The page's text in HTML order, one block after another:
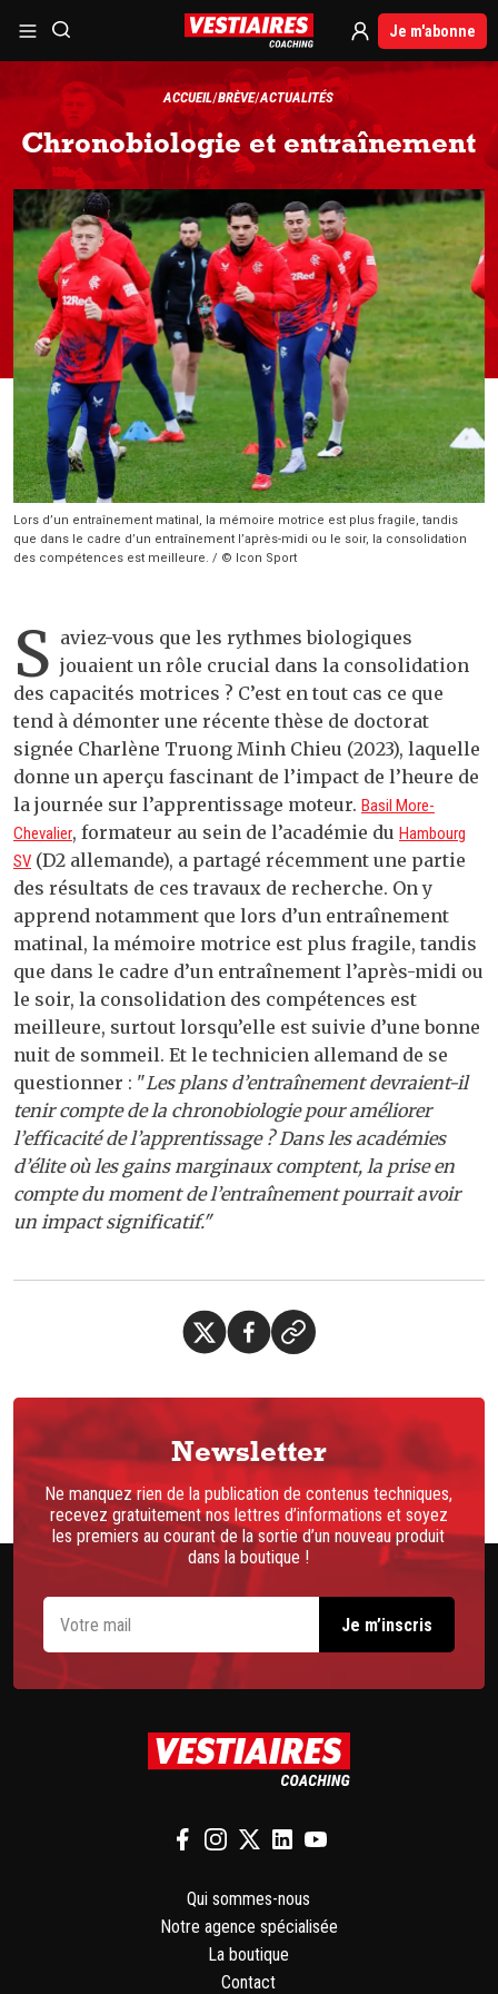
Je m'abonne
ACCUEIL BRÈVE ACTUALITÉS
Chronobiologie et entraînement
Lors d’un entraînement matinal, la mémoire motrice est plus fragile, tandis
que dans le cadre d’un entraînement l’après-midi ou le soir, la consolidation
des compétences est meilleure. / © Icon Sport
S aviez-vous que les rythmes biologiques
jouaient un rôle crucial dans la consolidation
des capacités motrices ? C’est en tout cas ce que
tend à démonter une récente thèse de doctorat
signée Charlène Truong Minh Chieu (2023), laquelle
donne un aperçu fascinant de l’impact de l’heure de
la journée sur l’apprentissage moteur. Basil More-
Chevalier, formateur au sein de l’académie du Hambourg
SV (D2 allemande), a partagé récemment une partie
des résultats de ces travaux de recherche. On y
apprend notamment que lors d’un entraînement
matinal, la mémoire motrice est plus fragile, tandis
que dans le cadre d’un entraînement l’après-midi ou
le soir, la consolidation des compétences est
meilleure, surtout lorsqu’elle est suivie d’une bonne
nuit de sommeil. Et le technicien allemand de se
questionner : "Les plans d’entraînement devraient-il
tenir compte de la chronobiologie pour améliorer
l’efficacité de l’apprentissage ? Dans les académies
d’élite où les gains marginaux comptent, la prise en
compte du moment de l’entraînement pourrait avoir
un impact significatif."
Newsletter
Ne manquez rien de la publication de contenus techniques,
recevez gratuitement nos lettres d’informations et soyez
les premiers au courant de la sortie d’un nouveau produit
dans la boutique !
Qui sommes-nous
Notre agence spécialisée
La boutique
Contact